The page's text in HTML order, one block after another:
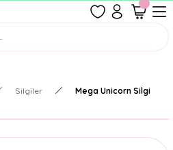
Aynı Gün Kargoda!
Silgiler Mega Unicorn Silgi